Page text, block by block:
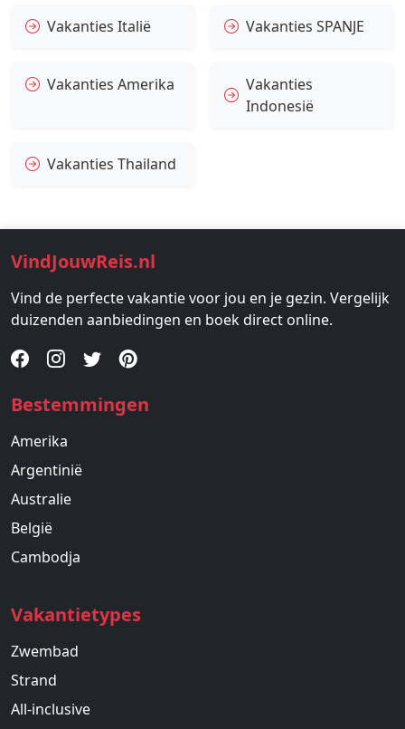
Vakanties Italië Vakanties SPANJE
Vakanties Amerika
Vakanties
Indonesië
Vakanties Thailand
VindJouwReis.nl
Vind de perfecte vakantie voor jou en je gezin. Vergelijk
duizenden aanbiedingen en boek direct online.
Bestemmingen
Amerika
Argentinië
Australie
België
Cambodja
Vakantietypes
Zwembad
Strand
All-inclusive